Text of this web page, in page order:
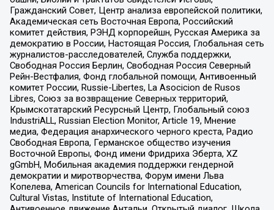
Гражданский Совет, Центр анализа европейской политики,
Академическая сеть Восточная Европа, Российский
комитет действия, РЭНД корпорейшн, Русская Америка за
демократию в России, Настоящая Россия, Глобальная сеть
журналистов-расследователей, Служба поддержки,
Свободная Россия Берлин, Свободная Россия Северный
Рейн-Вестфалия, Фонд глобальной помощи, Антивоенный
комитет России, Russie-Libertes, La Asocicion de Rusos
Libres, Союз за возвращение Северных территорий,
Крымскотатарский Ресурсный Центр, Глобальный союз
IndustriALL, Russian Election Monitor, Article 19, Мнение
медиа, Федерация анархического черного креста, Радио
Свободная Европа, Германское общество изучения
Восточной Европы, Фонд имени Фридриха Эберта, XZ
gGmbH, Мобильная академия поддержки гендерной
демократии и миротворчества, Форум имени Льва
Копелева, American Councils for International Education,
Cultural Vistas, Institute of International Education,